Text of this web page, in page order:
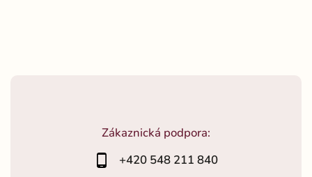
Zákaznická podpora:
+420 548 211 840